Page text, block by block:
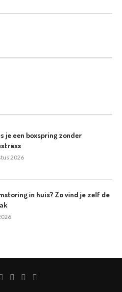
je een boxspring zonder
2026
in huis? Zo vind je zelf de